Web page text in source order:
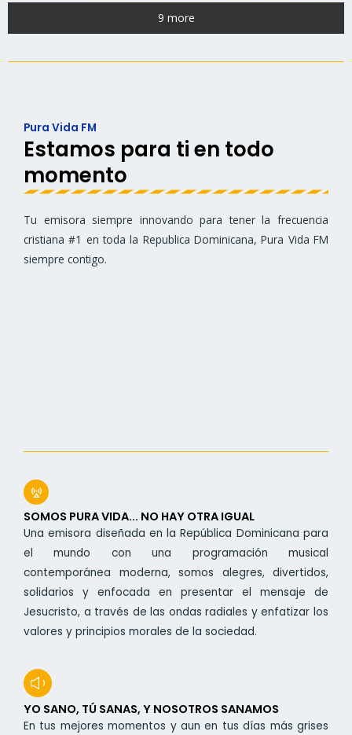
9 more
Pura Vida FM
Estamos para ti en todo
momento
Tu emisora siempre innovando para tener la frecuencia
cristiana #1 en toda la Republica Dominicana, Pura Vida FM
siempre contigo.
SOMOS PURA VIDA... NO HAY OTRA IGUAL
Una emisora diseñada en la República Dominicana para
el mundo con una programación musical
contemporánea moderna, somos alegres, divertidos,
solidarios y enfocada en presentar el mensaje de
Jesucristo, a través de las ondas radiales y enfatizar los
valores y principios morales de la sociedad.
YO SANO, TÚ SANAS, Y NOSOTROS SANAMOS
En tus mejores momentos y aun en tus días más grises